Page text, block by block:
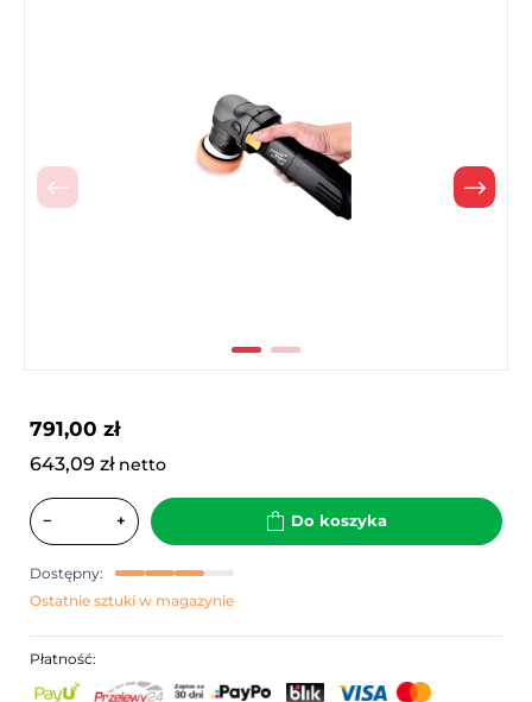
Poprzedni
791,00 zł
643,09 zł netto
− + Do koszyka
Dostępny:
Ostatnie sztuki w magazynie
Płatność: